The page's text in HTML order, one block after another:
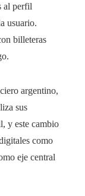
al perfil
usuario.
billeteras
argentino,
sus
y este cambio
como
eje central